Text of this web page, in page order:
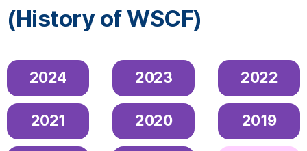
(History of WSCF)
2024 2023 2022
2021 2020 2019